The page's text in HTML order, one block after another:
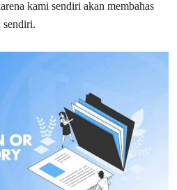
kami sendiri akan membahas
sendiri.